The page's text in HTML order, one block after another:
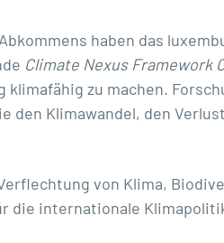
haben das
Climate Nexus Framework
klimafähig zu machen.
den Klimawandel, den
von Klima,
die internationale